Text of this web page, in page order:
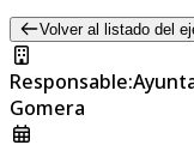
Volver al listado del
Responsable:
Gomera